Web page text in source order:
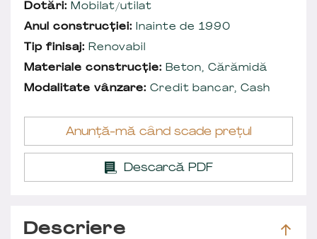
Dotări: Mobilat/utilat
Anul construcției: Inainte de 1990
Tip finisaj: Renovabil
Materiale construcție: Beton, Cărămidă
Modalitate vânzare: Credit bancar, Cash
Anunță-mă când scade prețul
Descarcă PDF
Descriere